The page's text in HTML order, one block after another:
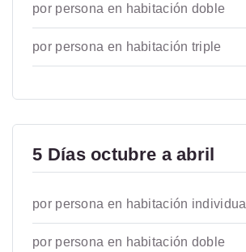
por persona en habitación doble
por persona en habitación triple
5 Días octubre a abril
por persona en habitación individual
por persona en habitación doble